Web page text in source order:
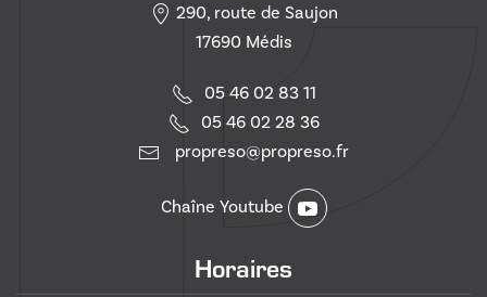
290, route de Saujon
17690 Médis
05 46 02 83 11
05 46 02 28 36
propreso@propreso.fr
Chaîne Youtube
Horaires